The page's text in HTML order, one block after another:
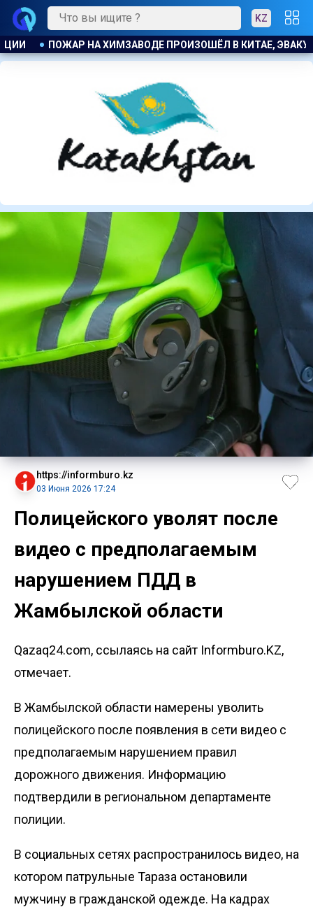
KZ
ЭВАКУИРОВАЛИ БОЛЕЕ 1200 ЧЕЛОВЕК КОСТАНАЕЦ
https://informburo.kz
03 Июня 2026 17:24
Полицейского уволят после
видео с предполагаемым
нарушением ПДД в
Жамбылской области
Qazaq24.com, ссылаясь на сайт Informburo.KZ,
отмечает.
В Жамбылской области намерены уволить
полицейского после появления в сети видео с
предполагаемым нарушением правил
дорожного движения. Информацию
подтвердили в региональном департаменте
полиции.
В социальных сетях распространилось видео, на
котором патрульные Тараза остановили
мужчину в гражданской одежде. На кадрах